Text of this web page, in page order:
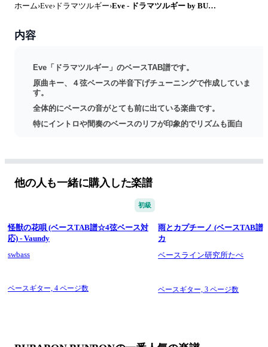
ホーム›Eve› ドラマツルギー› Eve - ドラマツルギー by BUBABON BUNBON
内容
Eve「ドラマツルギー」のベースTAB譜です。
原曲キー、４弦ベースの半音下げチューニングで作成していま
す。
全体的にベースの音がとても前に出ている楽曲です。
特にイントロや間奏のベースのリフが印象的でリズムも面白
●原曲に近く、弾きやすい運指
他の人も一緒に購入した楽譜
初級
怪獣の花唄 (ベースTAB譜☆4弦ベース対
応) - Vaundy
swbass
ベースギター, 4 ページ数
雨とカプチーノ (ベースTAB譜)
カ
ベースライン研究所たぺ
ベースギター,3 ページ数